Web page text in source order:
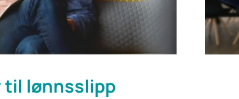
til lønnsslipp